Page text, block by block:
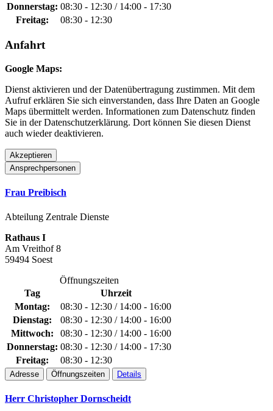
Donnerstag: 08:30 - 12:30 / 14:00 - 17:30
Freitag:
08:30 - 12:30
Anfahrt
Google Maps:
Dienst aktivieren und der Datenübertragung zustimmen. Mit dem
Aufruf erklären Sie sich einverstanden, dass Ihre Daten an Google
Maps übermittelt werden. Informationen zum Datenschutz finden
Sie in der Datenschutzerklärung. Dort können Sie diesen Dienst
auch wieder deaktivieren.
Akzeptieren
Ansprechpersonen
Frau Preibisch
Abteilung Zentrale Dienste
Rathaus I
Am Vreithof 8
59494 Soest
Öffnungszeiten
Tag
Uhrzeit
Montag:
08:30 - 12:30 / 14:00 - 16:00
Dienstag:
08:30 - 12:30 / 14:00 - 16:00
Mittwoch:
08:30 - 12:30 / 14:00 - 16:00
Donnerstag: 08:30 - 12:30 / 14:00 - 17:30
Freitag:
08:30 - 12:30
Adresse Öffnungszeiten Details
Herr Christopher Dornscheidt